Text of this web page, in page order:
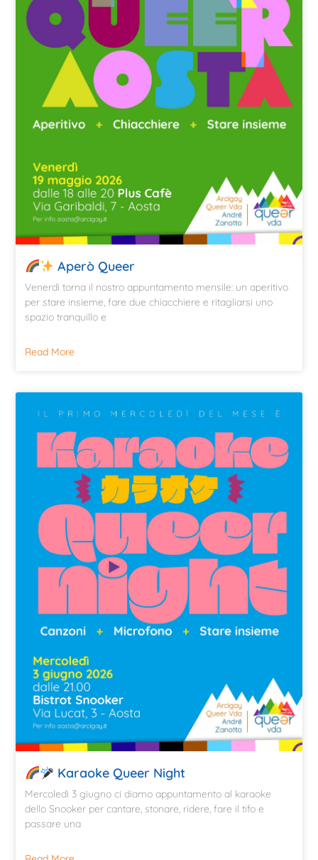
Aperò Queer
Venerdì torna il nostro appuntamento mensile: un aperitivo
per stare insieme, fare due chiacchiere e ritagliarsi uno
spazio tranquillo e
Read More
Karaoke Queer Night
Mercoledì 3 giugno ci diamo appuntamento al karaoke
dello Snooker per cantare, stonare, ridere, fare il tifo e
passare una